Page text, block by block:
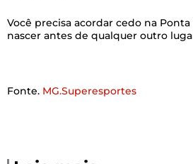
Você precisa acordar cedo na Ponta
nascer antes de qualquer outro
Fonte. MG.Superesportes